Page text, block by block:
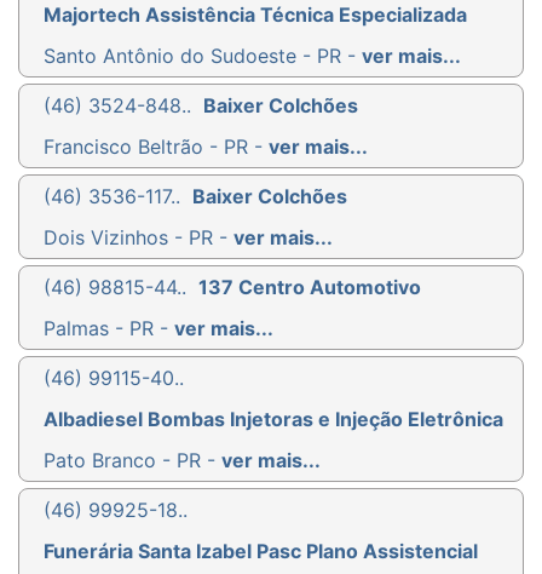
Majortech Assistência Técnica Especializada
Santo Antônio do Sudoeste - PR - ver mais...
(46) 3524-848.. Baixer Colchões
Francisco Beltrão - PR - ver mais...
(46) 3536-117.. Baixer Colchões
Dois Vizinhos - PR - ver mais...
(46) 98815-44.. 137 Centro Automotivo
Palmas - PR - ver mais...
(46) 99115-40..
Albadiesel Bombas Injetoras e Injeção Eletrônica
Pato Branco - PR - ver mais...
(46) 99925-18..
Funerária Santa Izabel Pasc Plano Assistencial